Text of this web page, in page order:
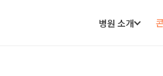
병원 소개